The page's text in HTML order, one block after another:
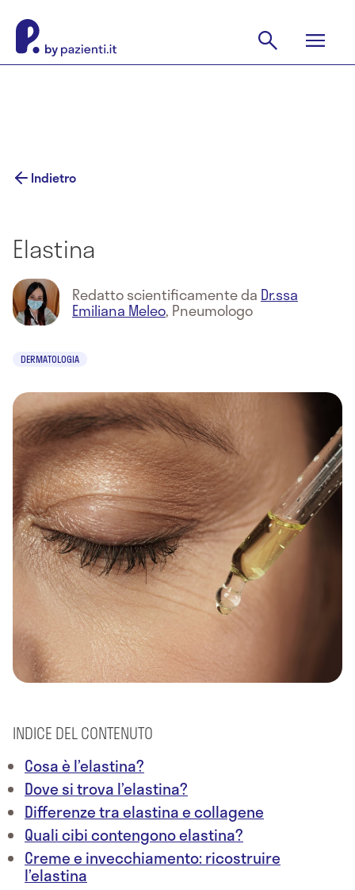
Indietro
Elastina
Redatto scientificamente da Dr.ssa
Emiliana Meleo, Pneumologo
DERMATOLOGIA
INDICE DEL CONTENUTO
Cosa è l’elastina?
Dove si trova l’elastina?
Differenze tra elastina e collagene
Quali cibi contengono elastina?
Creme e invecchiamento: ricostruire
l’elastina